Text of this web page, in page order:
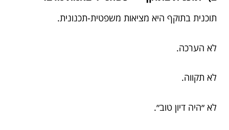
תוכנית בתוקף היא מציאות משפטית-תכנונית.
לא הערכה.
לא תקווה.
לא ״היה דיון טוב״.